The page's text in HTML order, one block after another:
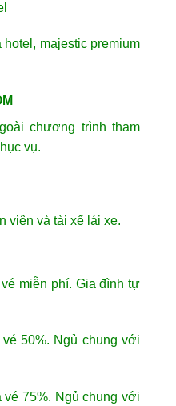
majestic premium
chương trình tham
vụ.
viên và tài xế lái xe.
miễn phí. Gia đình tự
50%. Ngủ chung với
75%. Ngủ chung với